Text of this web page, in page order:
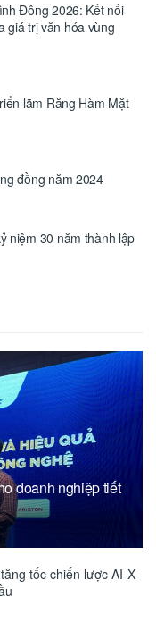
Đông 2026: Kết nối
giá trị văn hóa vùng
lãm Răng Hàm Mặt
đồng năm 2024
niệm 30 năm thành lập
doanh nghiệp tiết
tốc chiến lược AI-X